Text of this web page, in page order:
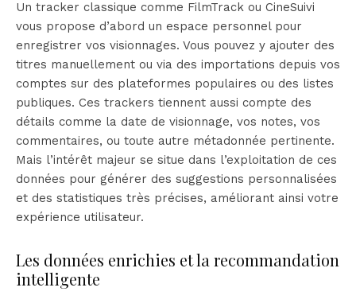
Un tracker classique comme FilmTrack ou CineSuivi
vous propose d’abord un espace personnel pour
enregistrer vos visionnages. Vous pouvez y ajouter des
titres manuellement ou via des importations depuis vos
comptes sur des plateformes populaires ou des listes
publiques. Ces trackers tiennent aussi compte des
détails comme la date de visionnage, vos notes, vos
commentaires, ou toute autre métadonnée pertinente.
Mais l’intérêt majeur se situe dans l’exploitation de ces
données pour générer des suggestions personnalisées
et des statistiques très précises, améliorant ainsi votre
expérience utilisateur.
Les données enrichies et la recommandation
intelligente